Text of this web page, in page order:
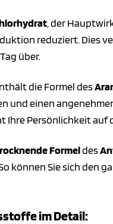
, der
reduziert. Dies
über.
die Formel des
und einen
Ihre Persönlichkeit auf
Formeldes
können Sie sich den
im Detail: